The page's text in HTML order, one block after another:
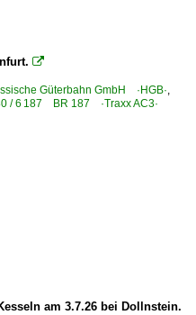
Bahn
Büchen – Hamburg
– Lübeck – Travemünde
Lüneburg – H.-Harburg

Güterbahn GmbH ·HGB·,
/ 6 187 BR 187 ·Traxx AC3·
am 3.7.26 bei Dollnstein.